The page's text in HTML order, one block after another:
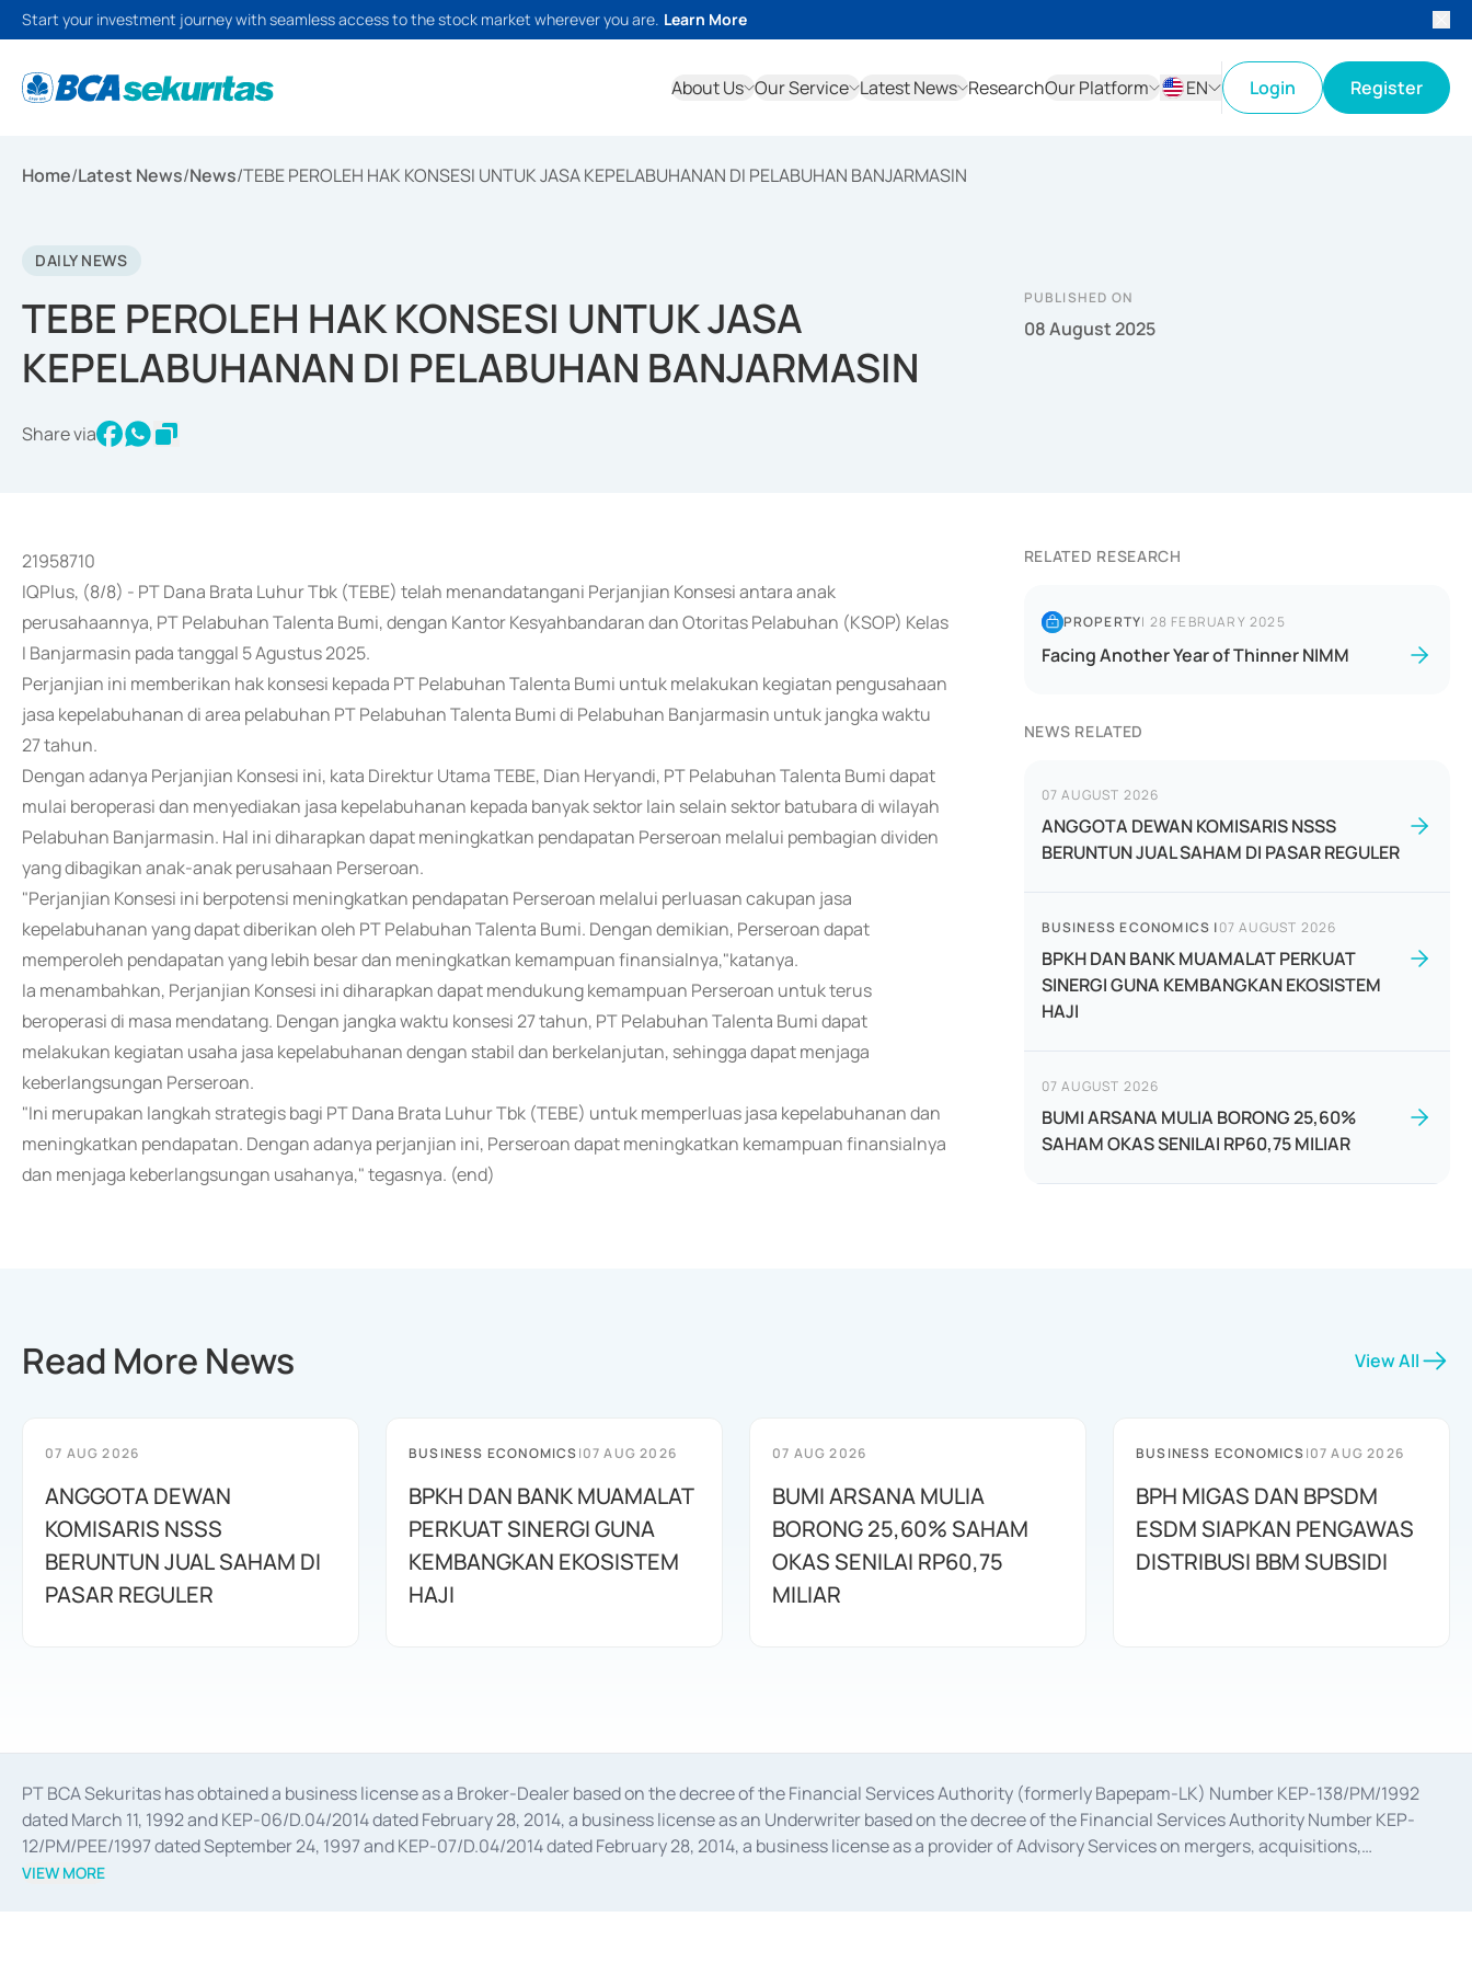
Start your investment journey with seamless access to the stock market wherever you are. Learn More
About Us Our Service Latest News ResearchOur Platform
EN
Login Register
Home/Latest News/News/TEBE PEROLEH HAK KONSESI UNTUK JASA KEPELABUHANAN DI PELABUHAN BANJARMASIN
DAILY NEWS
TEBE PEROLEH HAK KONSESI UNTUK JASA
KEPELABUHANAN DI PELABUHAN BANJARMASIN
Share via
PUBLISHED ON
08 August 2025
21958710
IQPlus, (8/8) - PT Dana Brata Luhur Tbk (TEBE) telah menandatangani Perjanjian Konsesi antara anak
perusahaannya, PT Pelabuhan Talenta Bumi, dengan Kantor Kesyahbandaran dan Otoritas Pelabuhan (KSOP) Kelas
I Banjarmasin pada tanggal 5 Agustus 2025.
Perjanjian ini memberikan hak konsesi kepada PT Pelabuhan Talenta Bumi untuk melakukan kegiatan pengusahaan
jasa kepelabuhanan di area pelabuhan PT Pelabuhan Talenta Bumi di Pelabuhan Banjarmasin untuk jangka waktu
27 tahun.
Dengan adanya Perjanjian Konsesi ini, kata Direktur Utama TEBE, Dian Heryandi, PT Pelabuhan Talenta Bumi dapat
mulai beroperasi dan menyediakan jasa kepelabuhanan kepada banyak sektor lain selain sektor batubara di wilayah
Pelabuhan Banjarmasin. Hal ini diharapkan dapat meningkatkan pendapatan Perseroan melalui pembagian dividen
yang dibagikan anak-anak perusahaan Perseroan.
"Perjanjian Konsesi ini berpotensi meningkatkan pendapatan Perseroan melalui perluasan cakupan jasa
kepelabuhanan yang dapat diberikan oleh PT Pelabuhan Talenta Bumi. Dengan demikian, Perseroan dapat
memperoleh pendapatan yang lebih besar dan meningkatkan kemampuan finansialnya,"katanya.
Ia menambahkan, Perjanjian Konsesi ini diharapkan dapat mendukung kemampuan Perseroan untuk terus
beroperasi di masa mendatang. Dengan jangka waktu konsesi 27 tahun, PT Pelabuhan Talenta Bumi dapat
melakukan kegiatan usaha jasa kepelabuhanan dengan stabil dan berkelanjutan, sehingga dapat menjaga
keberlangsungan Perseroan.
"Ini merupakan langkah strategis bagi PT Dana Brata Luhur Tbk (TEBE) untuk memperluas jasa kepelabuhanan dan
meningkatkan pendapatan. Dengan adanya perjanjian ini, Perseroan dapat meningkatkan kemampuan finansialnya
dan menjaga keberlangsungan usahanya," tegasnya. (end)
RELATED RESEARCH
PROPERTY| 28 FEBRUARY 2025
Facing Another Year of Thinner NIMM
NEWS RELATED
07 AUGUST 2026
ANGGOTA DEWAN KOMISARIS NSSS
BERUNTUN JUAL SAHAM DI PASAR REGULER
BUSINESS ECONOMICS |07 AUGUST 2026
BPKH DAN BANK MUAMALAT PERKUAT
SINERGI GUNA KEMBANGKAN EKOSISTEM
HAJI
07 AUGUST 2026
BUMI ARSANA MULIA BORONG 25,60%
SAHAM OKAS SENILAI RP60,75 MILIAR
Read More News View All
07 AUG 2026
ANGGOTA DEWAN
KOMISARIS NSSS
BERUNTUN JUAL SAHAM DI
PASAR REGULER
BUSINESS ECONOMICS|07 AUG 2026
BPKH DAN BANK MUAMALAT
PERKUAT SINERGI GUNA
KEMBANGKAN EKOSISTEM
HAJI
07 AUG 2026
BUMI ARSANA MULIA
BORONG 25,60% SAHAM
OKAS SENILAI RP60,75
MILIAR
BUSINESS ECONOMICS|07 AUG 2026
BPH MIGAS DAN BPSDM
ESDM SIAPKAN PENGAWAS
DISTRIBUSI BBM SUBSIDI
PT BCA Sekuritas has obtained a business license as a Broker-Dealer based on the decree of the Financial Services Authority (formerly Bapepam-LK) Number KEP-138/PM/1992
dated March 11, 1992 and KEP-06/D.04/2014 dated February 28, 2014, a business license as an Underwriter based on the decree of the Financial Services Authority Number KEP-
12/PM/PEE/1997 dated September 24, 1997 and KEP-07/D.04/2014 dated February 28, 2014, a business license as a provider of Advisory Services on mergers, acquisitions,
divestments, and joint ventures based on the decree of the Financial Services Authority Number S-67/PM.21/2014 dated February 28, 2014, a business license as a provider of
VIEW MORE